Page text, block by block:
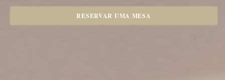
RESERVAR UMA MESA